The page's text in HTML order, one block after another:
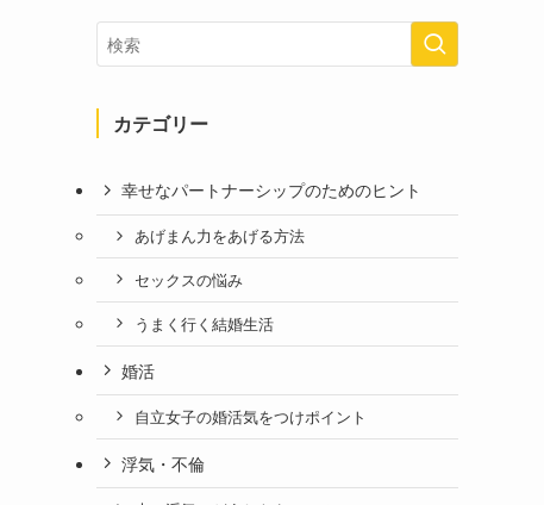
カテゴリー
幸せなパートナーシップのためのヒント
あげまん力をあげる方法
セックスの悩み
うまく行く結婚生活
婚活
自立女子の婚活気をつけポイント
浮気・不倫